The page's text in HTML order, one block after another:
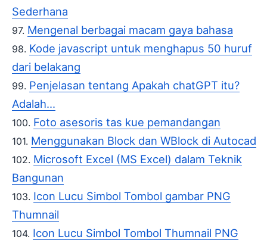
Sederhana
Mengenal berbagai macam gaya bahasa
Kode javascript untuk menghapus 50 huruf
dari belakang
Penjelasan tentang Apakah chatGPT itu?
Adalah...
Foto asesoris tas kue pemandangan
Menggunakan Block dan WBlock di Autocad
Microsoft Excel (MS Excel) dalam Teknik
Bangunan
Icon Lucu Simbol Tombol gambar PNG
Thumnail
Icon Lucu Simbol Tombol Thumnail PNG